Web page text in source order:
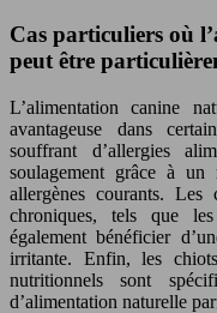
Cas particuliers où
peut être
L’alimentation canine
avantageuse dans
souffrant d’allergies
soulagement grâce à un
allergènes courants. Les
chroniques, tels que
également bénéficier
irritante. Enfin, les
nutritionnels sont
d’alimentation naturelle